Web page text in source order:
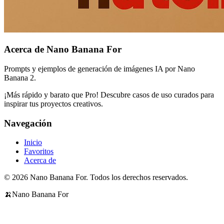
Acerca de Nano Banana For
Prompts y ejemplos de generación de imágenes IA por Nano
Banana 2.
¡Más rápido y barato que Pro! Descubre casos de uso curados para
inspirar tus proyectos creativos.
Navegación
Inicio
Favoritos
Acerca de
© 2026 Nano Banana For. Todos los derechos reservados.
🍌Nano Banana For